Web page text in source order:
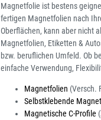
Magnetfolie ist bestens
fertigen Magnetfolien nach
Oberflächen, kann aber nicht
Magnetfolien, Etiketten &
bzw. beruflichen Umfeld. Ob
einfache Verwendung,
Magnetfolien (Versch.
Selbstklebende
Magnetische C-Profile